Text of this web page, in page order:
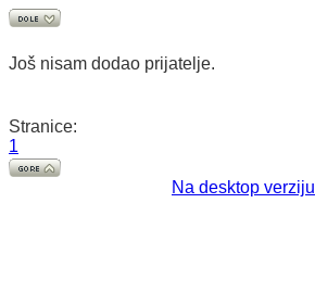
Još nisam dodao prijatelje.
Stranice:
1
Na desktop verziju